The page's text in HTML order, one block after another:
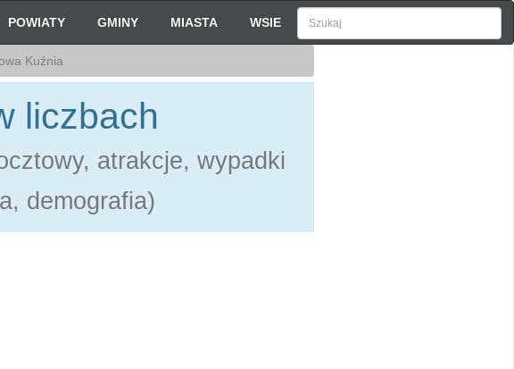
POWIATY GMINY MIASTA WSIE
Kuźnia
liczbach
atrakcje, wypadki
demografia)